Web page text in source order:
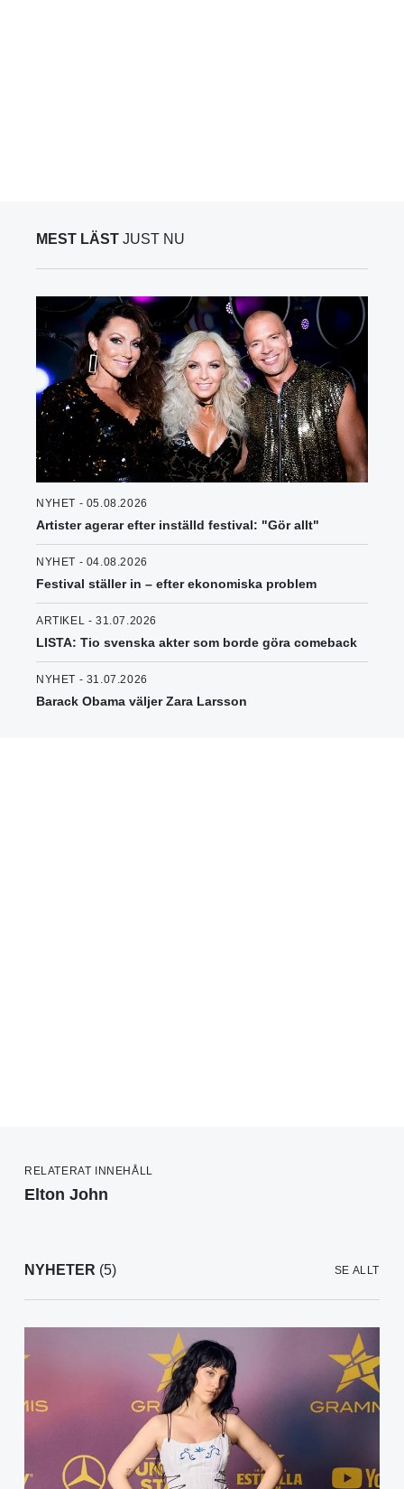
MEST LÄST JUST NU
NYHET - 05.08.2026
Artister agerar efter inställd festival: "Gör allt"
NYHET - 04.08.2026
Festival ställer in – efter ekonomiska problem
ARTIKEL - 31.07.2026
LISTA: Tio svenska akter som borde göra comeback
NYHET - 31.07.2026
Barack Obama väljer Zara Larsson
RELATERAT INNEHÅLL
Elton John
NYHETER (5) SE ALLT